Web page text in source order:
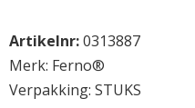
Artikelnr:0313887
Merk: Ferno®
Verpakking: STUKS
naar
het
begin